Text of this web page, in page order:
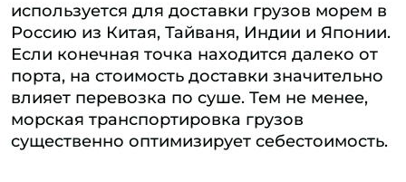
используется для доставки грузов морем в
Россию из Китая, Тайваня, Индии и Японии.
Если конечная точка находится далеко от
порта, на стоимость доставки значительно
влияет перевозка по суше. Тем не менее,
морская транспортировка грузов
существенно оптимизирует себестоимость.